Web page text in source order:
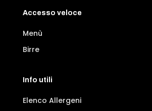
Accesso veloce
Menù
Birre
Info utili
Elenco Allergeni